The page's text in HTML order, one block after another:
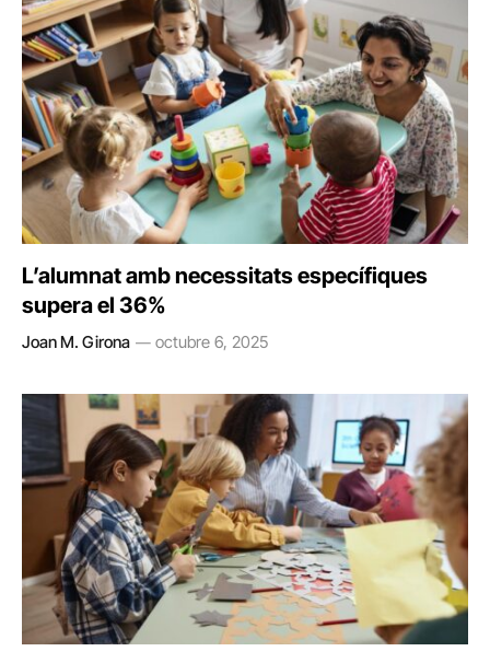
L’alumnat amb necessitats específiques
supera el 36%
Joan M. Girona octubre 6, 2025